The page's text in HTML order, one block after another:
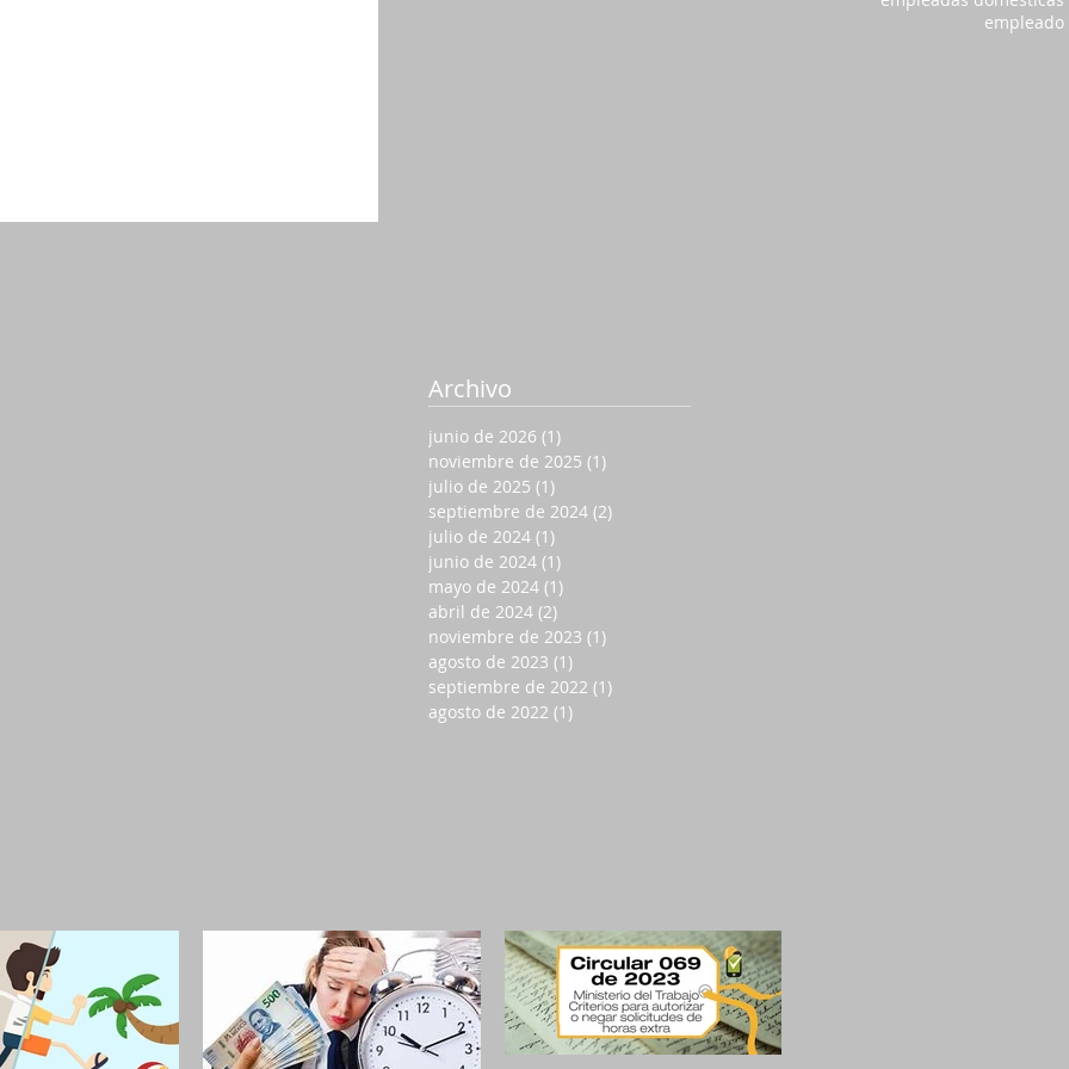
Archivo
junio de 2026 (1)
noviembre de 2025 (1)
julio de 2025 (1)
septiembre de 2024 (2)
julio de 2024 (1)
junio de 2024 (1)
mayo de 2024 (1)
abril de 2024 (2)
noviembre de 2023 (1)
agosto de 2023 (1)
septiembre de 2022 (1)
agosto de 2022 (1)
empleado